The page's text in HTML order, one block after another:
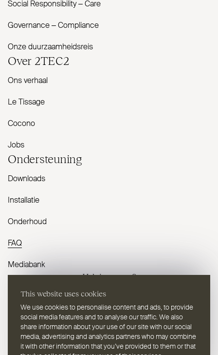
This website uses cookies
We use cookies to personalise content and ads, to provide
social media features and to analyse our traffic. We also
share information about your use of our site with our social
media, advertising and analytics partners who may combine
it with other information that you’ve provided to them or that
Social Responsibility – Care
Governance – Com­pliance
Onze duurzaamheidsreis
Over 2TEC2
Ons verhaal
Le Tissage
Cocono
Jobs
Onder­steuning
Downloads
Installatie
Onderhoud
FAQ
Mediabank
Heb je vragen?